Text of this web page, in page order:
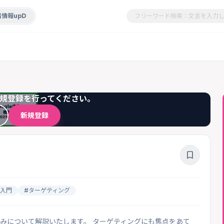
情報upD
登録を行ってください。
新規登録
bookmark_border
門 #ターゲティング
ついて解説いたします。 ターゲティングにも焦点をあて